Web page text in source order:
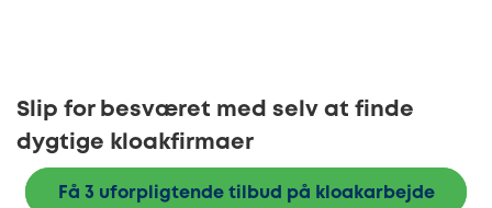
Slip for besværet med selv at finde
dygtige kloakfirmaer
Få 3 uforpligtende tilbud på kloakarbejde